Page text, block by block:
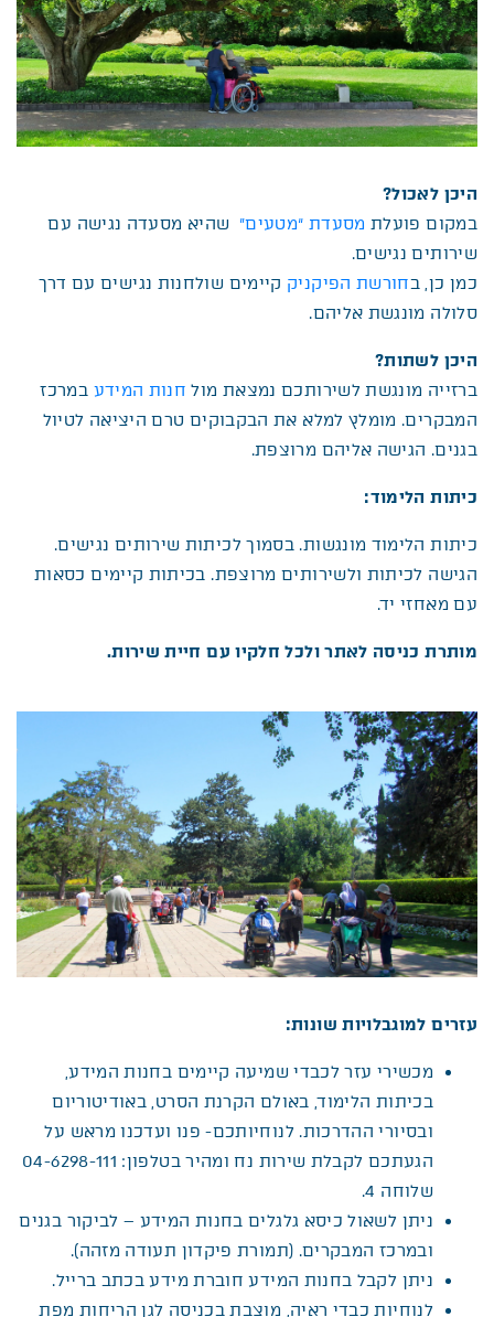
היכן לאכול?
במקום פועלת מסעדת “מטעים” שהיא מסעדה נגישה עם
שירותים נגישים.
כמן כן, בחורשת הפיקניק קיימים שולחנות נגישים עם דרך
סלולה מונגשת אליהם.
היכן לשתות?
ברזייה מונגשת לשירותכם נמצאת מולחנות המידע במרכז
המבקרים. מומלץ למלא את הבקבוקים טרם היציאה לטיול
בגנים. הגישה אליהם מרוצפת.
כיתות הלימוד:
כיתות הלימוד מונגשות. בסמוך לכיתות שירותים נגישים.
הגישה לכיתות ולשירותים מרוצפת. בכיתות קיימים כסאות
עם מאחזי יד.
מותרת כניסה לאתר ולכל חלקיו עם חיית שירות.
עזרים למוגבלויות שונות:
מכשירי עזר לכבדי שמיעה קיימים בחנות המידע,
בכיתות הלימוד, באולם הקרנת הסרט, באודיטוריום
ובסיורי ההדרכות. לנוחיותכם- פנו ועדכנו מראש על
הגעתכם לקבלת שירות נח ומהיר בטלפון: 04-6298-111
שלוחה 4.
ניתן לשאול כיסא גלגלים בחנות המידע – לביקור בגנים
ובמרכז המבקרים. (תמורת פיקדון תעודה מזהה).
ניתן לקבל בחנות המידע חוברת מידע בכתב ברייל.
לנוחיות כבדי ראיה, מוצבת בכניסה לגן הריחות מפת